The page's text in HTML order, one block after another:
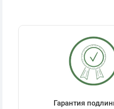
Гарантия